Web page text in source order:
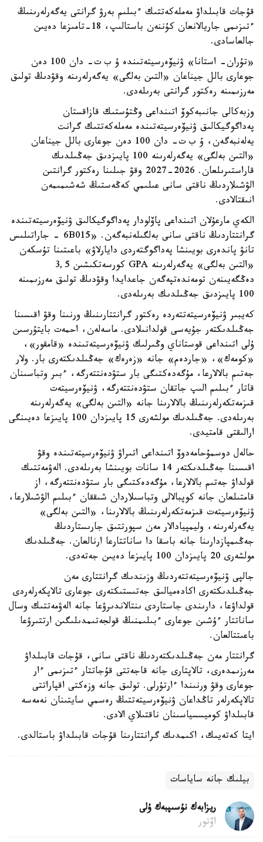
قۇجات قابىلداۋ مەملەكەتتىك ءبىلىم بەرۋ گرانتى يەگەرلەرىنىڭ
ءتىزىمى جاريالانعان كۇننەن باستالىپ، 18-تامىزعا دەيىن
جالعاسادى.
«تۇران- استانا» ۋنيۆەرسيتەتىندە ۇ ب ت- دان 100 دەن
جوعارى بالل جيناعان «التىن بەلگى» يەگەرلەرىنە وقۋدىڭ تولىق
مەرزىمىنە رەكتور گرانتى بەرىلەدى.
وزبەكالى جانىبەكوۆ اتىنداعى وڭتۇستىك قازاقستان
پەداگوگيكالىق ۋنيۆەرسيتەتىندە مەملەكەتتىك گرانت
يەلەنبەگەن، ۇ ب ت- دان 100 دەن جوعارى بالل جيناعان
«التىن بەلگى» يەگەرلەرىنە 100 پايىزدىق جەڭىلدىك
قاراستىرىلعان. 2026-2027 وقۋ جىلىنا رەكتور گرانتىن
الۋشىلاردىڭ ناقتى سانى عىلىمي كەڭەستىڭ شەشىمىمەن
انىقتالادى.
الكەي مارعۇلان اتىنداعى پاۆلودار پەداگوگيكالىق ۋنيۆەرسيتەتىندە
گرانتتاردىڭ ناقتى سانى بەلگىلەنبەگەن. «6B015 - جاراتىلىس
تانۋ پاندەرى بويىنشا پەداگوگتەردى دايارلاۋ» باعىتىنا تۇسكەن
«التىن بەلگى» يەگەرلەرىنە GPA كورسەتكىشىن 3,5
دەڭگەيىنەن تومەندەتپەگەن جاعدايدا وقۋدىڭ تولىق مەرزىمىنە
100 پايىزدىق جەڭىلدىك بەرىلەدى.
كەيبىر ۋنيۆەرسيتەتتەردە رەكتور گرانتتارىنىڭ ورنىنا وقۋ اقىسىنا
جەڭىلدىكتەر جۇيەسى قولدانىلادى. ماسەلەن، احمەت بايتۇرسىن
ۇلى اتىنداعى قوستاناي وڭىرلىك ۋنيۆەرسيتەتىندە «قامقور»،
«كومەك»، «جاردەم» جانە «زەرەك» جەڭىلدىكتەرى بار. ولار
جەتىم بالالارعا، مۇگەدەكتىگى بار ستۋدەنتتەرگە، ءبىر وتباسىنان
قاتار ءبىلىم الىپ جاتقان ستۋدەنتتەرگە، ۋنيۆەرسيتەت
قىزمەتكەرلەرىنىڭ بالالارىنا جانە «التىن بەلگى» يەگەرلەرىنە
بەرىلەدى. جەڭىلدىك مولشەرى 15 پايىزدان 100 پايىزعا دەيىنگى
ارالىقتى قامتيدى.
حالەل دوسمۇحامەدوۆ اتىنداعى اتىراۋ ۋنيۆەرسيتەتىندە وقۋ
اقىسىنا جەڭىلدىكتەر 14 سانات بويىنشا بەرىلەدى. الەۋمەتتىك
قولداۋ جەتىم بالالارعا، مۇگەدەكتىگى بار ستۋدەنتتەرگە، از
قامتىلعان جانە كوپبالالى وتباسىلاردان شىققان ءبىلىم الۋشىلارعا،
ۋنيۆەرسيتەت قىزمەتكەرلەرىنىڭ بالالارىنا، «التىن بەلگى»
يەگەرلەرىنە، وليمپيادالار مەن سپورتتىق جارىستاردىڭ
جەڭىمپازدارىنا جانە باسقا دا ساناتتارعا ارنالعان. جەڭىلدىك
مولشەرى 20 پايىزدان 100 پايىزعا دەيىن جەتەدى.
جالپى ۋنيۆەرسيتەتتەردىڭ وزىندىك گرانتتارى مەن
جەڭىلدىكتەرى اكادەميالىق جەتىستىكتەرى جوعارى تالاپكەرلەردى
قولداۋعا، دارىندى جاستاردى ىنتالاندىرۋعا جانە الەۋمەتتىك وسال
ساناتتار ءۇشىن جوعارى ءبىلىمنىڭ قولجەتىمدىلىگىن ارتتىرۋعا
باعىتتالعان.
گرانتتار مەن جەڭىلدىكتەردىڭ ناقتى سانى، قۇجات قابىلداۋ
مەرزىمدەرى، تالاپتارى جانە قاجەتتى قۇجاتتار ءتىزىمى ءار
جوعارى وقۋ ورنىندا ءارتۇرلى. تولىق جانە وزەكتى اقپاراتتى
تالاپكەرلەر تاڭداعان ۋنيۆەرسيتەتتىڭ رەسمي سايتىنان نەمەسە
قابىلداۋ كوميسسياسىنان ناقتىلاي الادى.
ايتا كەتەيىك، اكىمدىك گرانتتارىنا قۇجات قابىلداۋ باستالدى.
بيلىك جانە ساياسات
ريزابەك نۇسىپبەك ۇلى
اۆتور